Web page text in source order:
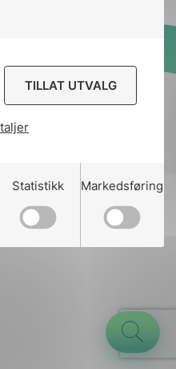
TILLAT UTVALG
Statistikk Markedsføring